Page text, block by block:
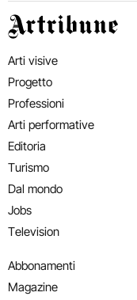
Artribune
Arti visive
Progetto
Professioni
Arti performative
Editoria
Turismo
Dal mondo
Jobs
Television
Abbonamenti
Magazine